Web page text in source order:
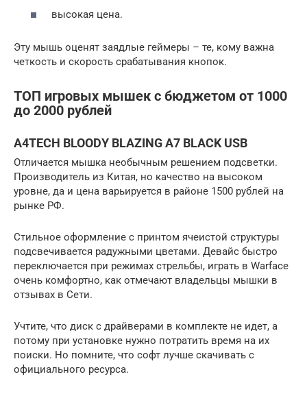
высокая цена.
Эту мышь оценят заядлые геймеры – те, кому важна
четкость и скорость срабатывания кнопок.
ТОП игровых мышек с бюджетом от 1000
до 2000 рублей
A4TECH BLOODY BLAZING A7 BLACK USB
Отличается мышка необычным решением подсветки.
Производитель из Китая, но качество на высоком
уровне, да и цена варьируется в районе 1500 рублей на
рынке РФ.
Стильное оформление с принтом ячеистой структуры
подсвечивается радужными цветами. Девайс быстро
переключается при режимах стрельбы, играть в Warface
очень комфортно, как отмечают владельцы мышки в
отзывах в Сети.
Учтите, что диск с драйверами в комплекте не идет, а
потому при установке нужно потратить время на их
поиски. Но помните, что софт лучше скачивать с
официального ресурса.